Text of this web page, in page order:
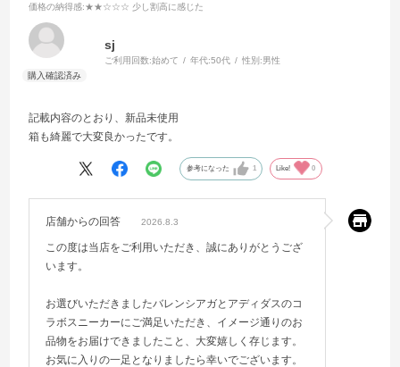
価格の納得感:★★☆☆☆ 少し割高に感じた
sj
ご利用回数:始めて 年代:50代 性別:男性
記載内容のとおり、新品未使用
箱も綺麗で大変良かったです。
参考になった 1 Like! 0
店舗からの回答 2026.8.3
この度は当店をご利用いただき、誠にありがとうござ
います。
お選びいただきましたバレンシアガとアディダスのコ
ラボスニーカーにご満足いただき、イメージ通りのお
品物をお届けできましたこと、大変嬉しく存じます。
お気に入りの一足となりましたら幸いでございます。